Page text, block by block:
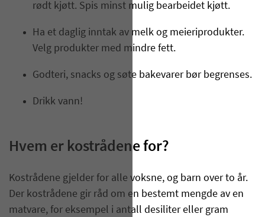
rødt kjøtt. Spis minst mulig bearbeidet kjøtt.
Ha et daglig inntak av melk og meieriprodukter.
Velg produkter med mindre fett.
Godteri, snacks og søte bakevarer bør begrenses.
Drikk vann!
Hvem er kostrådene for?
Kostrådene gjelder for alle voksne, og barn over to år.
Der kostrådene gir råd om en bestemt mengde av en
matvare, for eksempel i antall desiliter eller gram